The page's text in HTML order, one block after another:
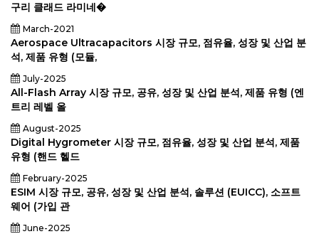
구리 클래드 라미네�
March-2021
Aerospace Ultracapacitors 시장 규모, 점유율, 성장 및 산업 분
석, 제품 유형 (모듈,
July-2025
All-Flash Array 시장 규모, 공유, 성장 및 산업 분석, 제품 유형 (엔
트리 레벨 올
August-2025
Digital Hygrometer 시장 규모, 점유율, 성장 및 산업 분석, 제품
유형 (핸드 헬드
February-2025
ESIM 시장 규모, 공유, 성장 및 산업 분석, 솔루션 (EUICC), 소프트
웨어 (가입 관
June-2025